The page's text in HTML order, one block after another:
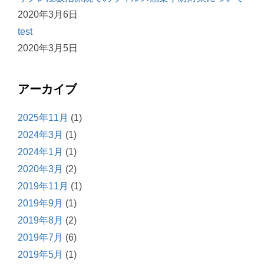
2020年3月6日
test
2020年3月5日
アーカイブ
2025年11月 (1)
2024年3月 (1)
2024年1月 (1)
2020年3月 (2)
2019年11月 (1)
2019年9月 (1)
2019年8月 (2)
2019年7月 (6)
2019年5月 (1)